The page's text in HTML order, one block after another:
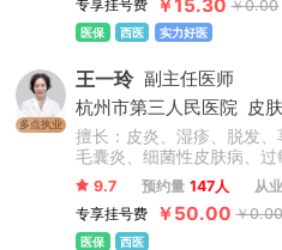
专享挂号费
￥15.30 ￥0.00
医保 西医 实力好医
多点执业
王一玲 副主任医师
杭州市第三人民医院
皮
擅长：皮炎、湿疹、脱发、
毛囊炎、细菌性皮肤病、
痒性皮肤病、皮肤癣菌病
见疑难病诊治有较丰富经验
9.7 预约量 147人 从业
专享挂号费
￥50.00 ￥
医保 西医